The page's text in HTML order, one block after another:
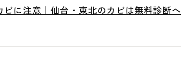
に注意｜仙台・東北のカビは無料診断へ